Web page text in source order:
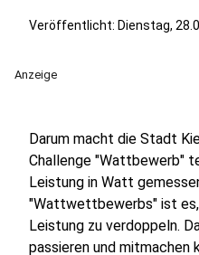
Veröffentlicht: Dienstag,
Anzeige
Darum macht die Stadt
Challenge "Wattbewerb"
Leistung in Watt
"Wattwettbewerbs" ist
Leistung zu verdoppeln.
passieren und mitmachen